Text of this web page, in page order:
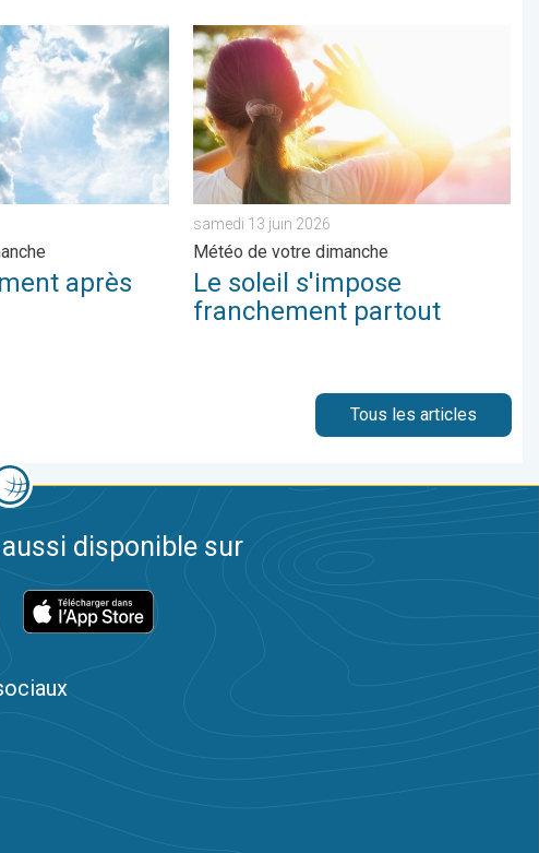
. samedi 6 juin 2026
les orages ?. Météo de votre dimanche. . . samedi 27 juin 2026
après
Le soleil s'impose franchement partout.
samedi 13 juin 2026
Météo de votre dimanche
Le soleil s'impose
franchement partout
Tous les articles
disponible sur